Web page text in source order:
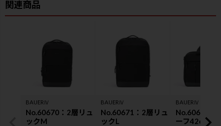
BAUERⅣ
No.60670：2層リュ
ックM
BAUERⅣ
No.60671：2層リュ
ックL
BAUERⅣ
No.60673：
ーフ42cm EX